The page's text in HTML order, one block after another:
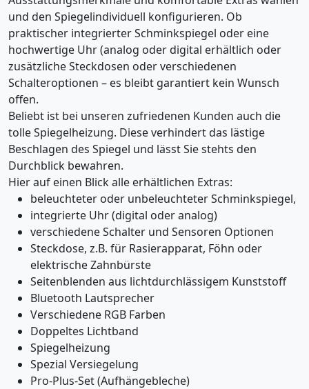
und den Spiegelindividuell konfigurieren. Ob
praktischer integrierter Schminkspiegel oder eine
hochwertige Uhr (analog oder digital erhältlich oder
zusätzliche Steckdosen oder verschiedenen
Schalteroptionen – es bleibt garantiert kein Wunsch
offen.
Beliebt ist bei unseren zufriedenen Kunden auch die
tolle Spiegelheizung. Diese verhindert das lästige
Beschlagen des Spiegel und lässt Sie stehts den
Durchblick bewahren.
Hier auf einen Blick alle erhältlichen Extras:
beleuchteter oder unbeleuchteter Schminkspiegel,
integrierte Uhr (digital oder analog)
verschiedene Schalter und Sensoren Optionen
Steckdose, z.B. für Rasierapparat, Föhn oder
elektrische Zahnbürste
Seitenblenden aus lichtdurchlässigem Kunststoff
Bluetooth Lautsprecher
Verschiedene RGB Farben
Doppeltes Lichtband
Spiegelheizung
Spezial Versiegelung
Pro-Plus-Set (Aufhängebleche)